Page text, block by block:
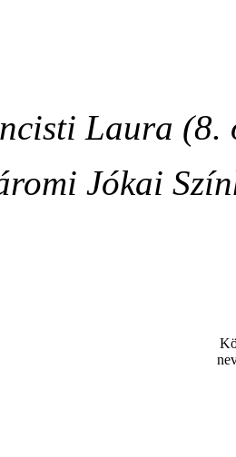
Laura (8.
Jókai